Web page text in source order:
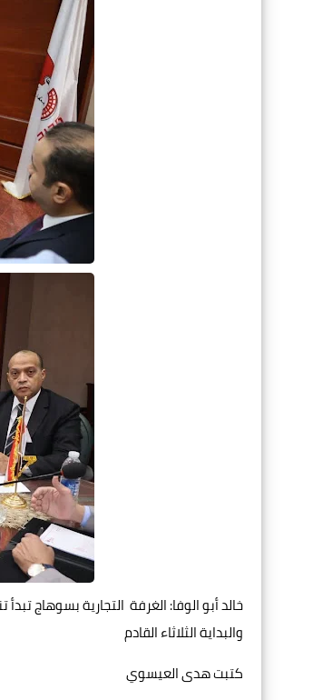
خالد أبو الوفا: الغرفة التجارية بسوهاج
والبداية الثلاثاء القادم
كتبت هدى العيسوي